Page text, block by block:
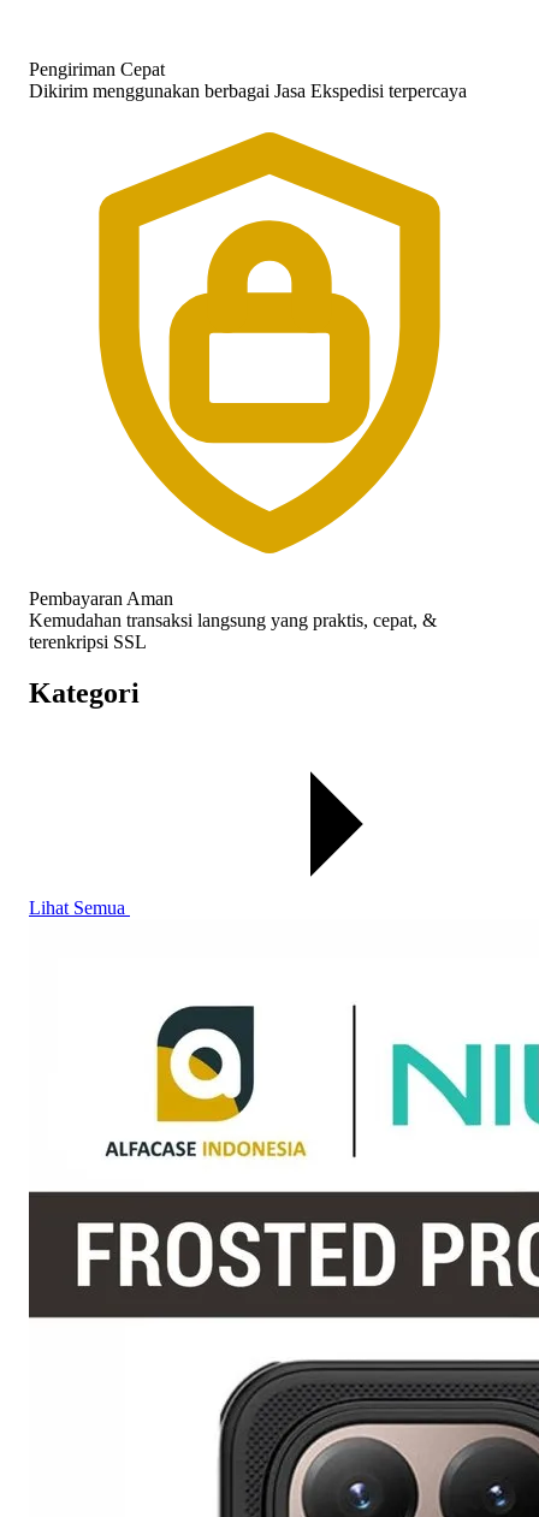
Pengiriman Cepat
Dikirim menggunakan berbagai Jasa Ekspedisi terpercaya
Pembayaran Aman
Kemudahan transaksi langsung yang praktis, cepat, &
terenkripsi SSL
Kategori
Lihat Semua